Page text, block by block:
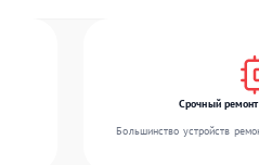
Срочный
Большинство устройств